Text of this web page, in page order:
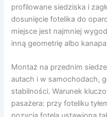
profilowane siedziska i
dosunięcie fotelika do
miejsce jest najmniej
inną geometrię albo
Montaż na przednim
autach i w samochodach,
stabilności. Warunek
pasażera: przy foteliku